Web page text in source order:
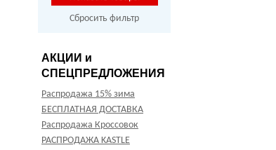
Сбросить фильтр
АКЦИИ и
СПЕЦПРЕДЛОЖЕНИЯ
Распродажа 15% зима
БЕСПЛАТНАЯ ДОСТАВКА
Распродажа Кроссовок
РАСПРОДАЖА KASTLE